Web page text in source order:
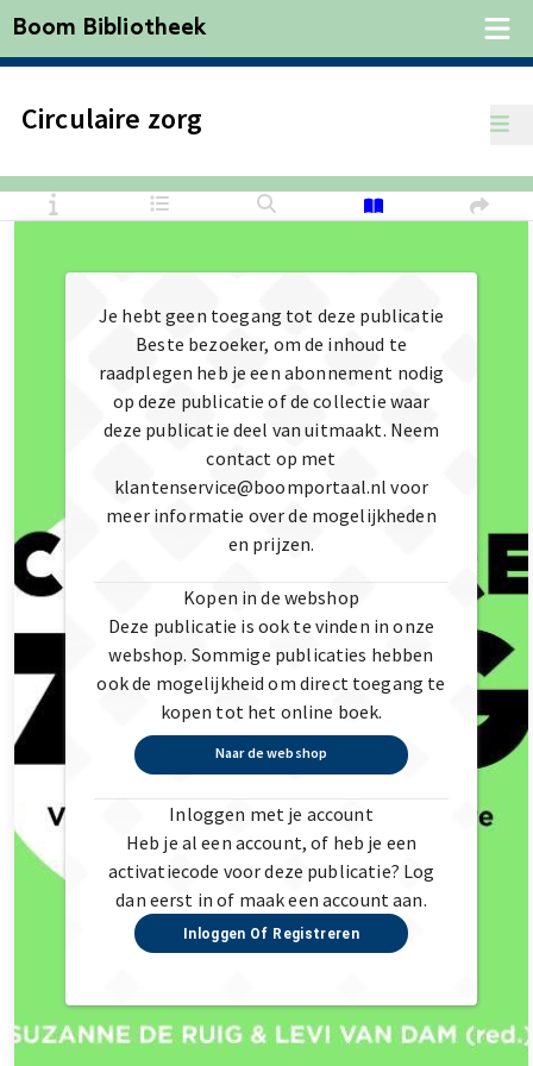
Boom Bibliotheek
Circulaire zorg
Je hebt geen toegang tot deze publicatie
Beste bezoeker, om de inhoud te
raadplegen heb je een abonnement nodig
op deze publicatie of de collectie waar
deze publicatie deel van uitmaakt. Neem
contact op met
klantenservice@boomportaal.nl voor
meer informatie over de mogelijkheden
en prijzen.
Kopen in de webshop
Deze publicatie is ook te vinden in onze
webshop. Sommige publicaties hebben
ook de mogelijkheid om direct toegang te
kopen tot het online boek.
Naar de webshop
Inloggen met je account
Heb je al een account, of heb je een
activatiecode voor deze publicatie? Log
dan eerst in of maak een account aan.
Inloggen Of Registreren